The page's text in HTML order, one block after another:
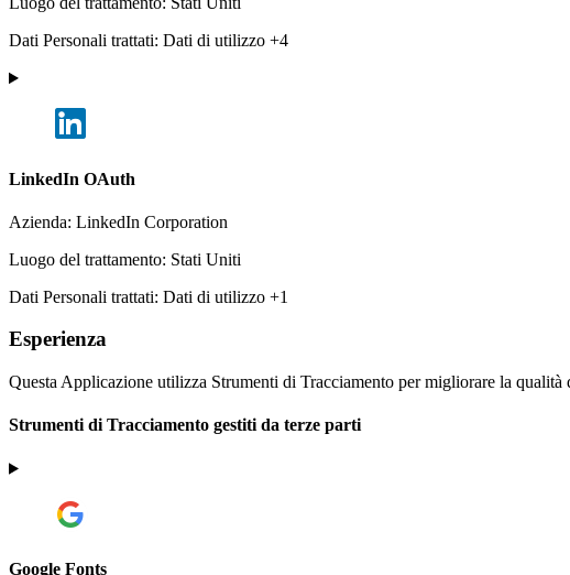
Dati Personali trattati: Dati di utilizzo +4
LinkedIn OAuth
Azienda: LinkedIn Corporation
Luogo del trattamento: Stati Uniti
Dati Personali trattati: Dati di utilizzo +1
Esperienza
Questa Applicazione utilizza Strumenti di Tracciamento per migliorare la
Strumenti di Tracciamento gestiti da terze parti
Google Fonts